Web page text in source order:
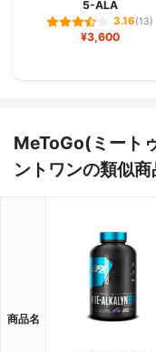
5-ALA
3.16(13)
¥3,600
MeToGo(ミート
ントワンの類似
商品名